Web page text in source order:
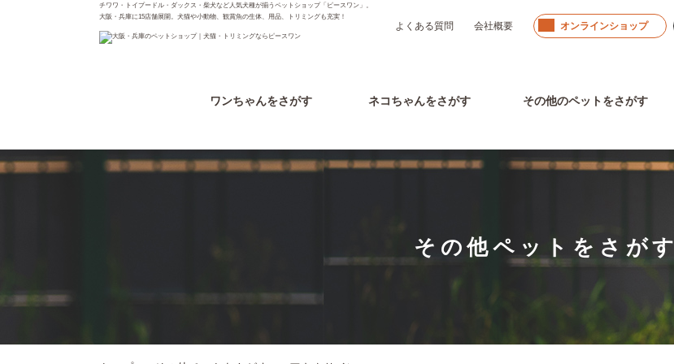
チワワ・トイプードル・ダックス・柴犬など人気犬種が揃うペットショップ「ピースワン」。
大阪・兵庫に15店舗展開。犬猫や小動物、観賞魚の生体、用品、トリミングも充実！
よくある質問 会社概要 オンラインショップ
ワンちゃんをさがす ネコちゃんをさがす その他のペットをさがす
その他ペットをさがす